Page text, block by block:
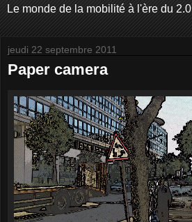
Le monde de la mobilité à l'ère du 2.0
jeudi 22 septembre 2011
Paper camera